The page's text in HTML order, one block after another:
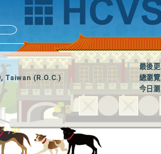
(R.O.C.)
最後
總瀏
今日